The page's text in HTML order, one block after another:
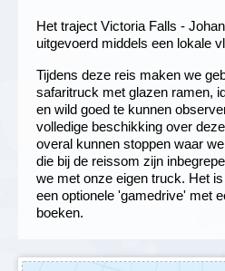
Het traject Victoria Falls -
uitgevoerd middels een lokale
Tijdens deze reis maken we
safaritruck met glazen ramen,
en wild goed te kunnen
volledige beschikking over
overal kunnen stoppen waar
die bij de reissom zijn
we met onze eigen truck. Het
een optionele 'gamedrive' met
boeken.